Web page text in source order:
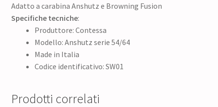
Adatto a carabina Anshutz e Browning Fusion
Specifiche tecniche:
Produttore: Contessa
Modello: Anshutz serie 54/64
Made in Italia
Codice identificativo: SW01
Prodotti correlati